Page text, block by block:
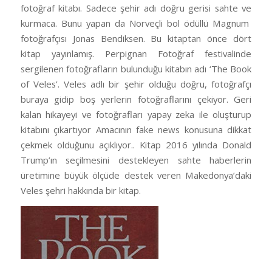
fotoğraf kitabı. Sadece şehir adı doğru gerisi sahte ve
kurmaca. Bunu yapan da Norveçli bol ödüllü Magnum
fotoğrafçısı Jonas Bendiksen. Bu kitaptan önce dört
kitap yayınlamış. Perpignan Fotoğraf festivalinde
sergilenen fotoğrafların bulunduğu kitabın adı ‘The Book
of Veles’. Veles adlı bir şehir olduğu doğru, fotoğrafçı
buraya gidip boş yerlerin fotoğraflarını çekiyor. Geri
kalan hikayeyi ve fotoğrafları yapay zeka ile oluşturup
kitabını çıkartıyor Amacının fake news konusuna dikkat
çekmek olduğunu açıklıyor.. Kitap 2016 yılında Donald
Trump’ın seçilmesini destekleyen sahte haberlerin
üretimine büyük ölçüde destek veren Makedonya’daki
Veles şehri hakkında bir kitap.